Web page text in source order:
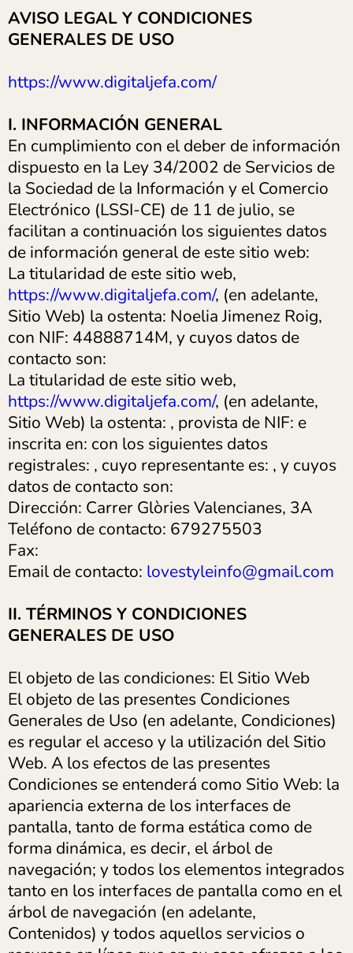
AVISO LEGAL Y CONDICIONES
GENERALES DE USO
https://www.digitaljefa.com/
I. INFORMACIÓN GENERAL
En cumplimiento con el deber de información
dispuesto en la Ley 34/2002 de Servicios de
la Sociedad de la Información y el Comercio
Electrónico (LSSI-CE) de 11 de julio, se
facilitan a continuación los siguientes datos
de información general de este sitio web:
La titularidad de este sitio web,
https://www.digitaljefa.com/, (en adelante,
Sitio Web) la ostenta: Noelia Jimenez Roig,
con NIF: 44888714M, y cuyos datos de
contacto son:
La titularidad de este sitio web,
https://www.digitaljefa.com/, (en adelante,
Sitio Web) la ostenta: , provista de NIF: e
inscrita en: con los siguientes datos
registrales: , cuyo representante es: , y cuyos
datos de contacto son:
Dirección: Carrer Glòries Valencianes, 3A
Teléfono de contacto: 679275503
Fax:
Email de contacto: lovestyleinfo@gmail.com
II. TÉRMINOS Y CONDICIONES
GENERALES DE USO
El objeto de las condiciones: El Sitio Web
El objeto de las presentes Condiciones
Generales de Uso (en adelante, Condiciones)
es regular el acceso y la utilización del Sitio
Web. A los efectos de las presentes
Condiciones se entenderá como Sitio Web: la
apariencia externa de los interfaces de
pantalla, tanto de forma estática como de
forma dinámica, es decir, el árbol de
navegación; y todos los elementos integrados
tanto en los interfaces de pantalla como en el
árbol de navegación (en adelante,
Contenidos) y todos aquellos servicios o